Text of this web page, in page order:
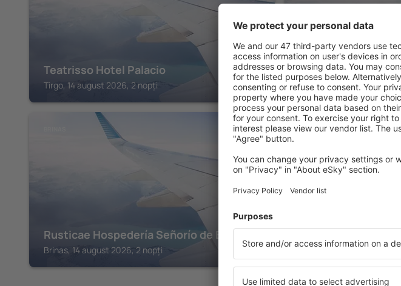
Teatrisso Hotel Palacio
Tirgo, 14 august 2026, 2 nopți
Hospedería
Casalarreina, 14 august
Rusticae Hospedería Señorío de Briñas
Brinas, 14 august 2026, 2 nopți
LABASTIDA
Labastida, 14 august